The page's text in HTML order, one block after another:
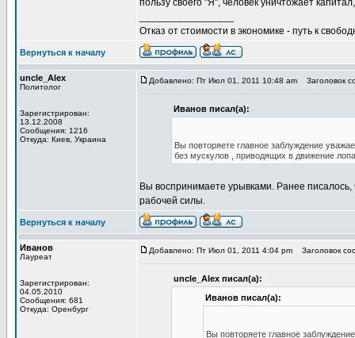
пользу своего "Я", человек уничтожает
Отказ от стоимости в экономике - путь к
Вернуться к началу
uncle_Alex
Политолог
Зарегистрирован:
13.12.2008
Сообщения: 1216
Откуда: Киев, Украина
Добавлено: Пт Июл 01, 2011 10:48 am Заголовок
Иванов писал(а):
Вы повторяете главное заблуждение
без мускулов , приводящих в движение
Вы воспринимаете урывками. Ранее
рабочей силы.
Вернуться к началу
Иванов
Лауреат
Зарегистрирован:
04.05.2010
Сообщения: 681
Откуда: Оренбург
Добавлено: Пт Июл 01, 2011 4:04 pm Заголовок
uncle_Alex писал(а):
Иванов писал(а):
Вы повторяете главное